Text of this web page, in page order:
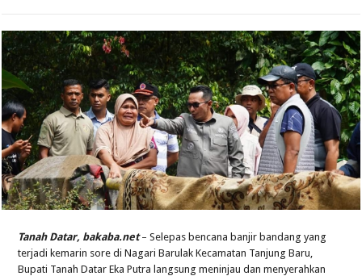
Tanah Datar, bakaba.net– Selepas bencana banjir bandang yang
terjadi kemarin sore di Nagari Barulak Kecamatan Tanjung Baru,
Bupati Tanah Datar Eka Putra langsung meninjau dan menyerahkan